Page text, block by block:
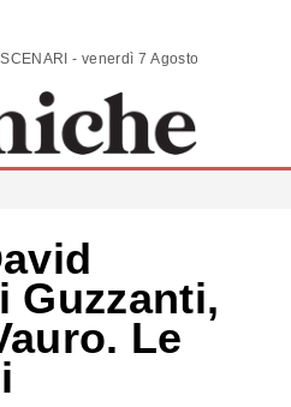
ANALISI | COMMENTI | SCENARI - venerdì 7 Agosto 2026
Guzzanti,
Le